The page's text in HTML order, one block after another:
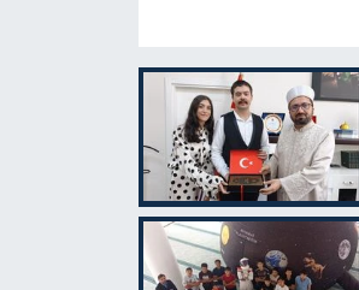
Çankırı Müftülüğü
Çorum Müftülüğü
Denizli Müftülüğü
Bilim, Teknoloji
Biyografiler
Diyanet TV